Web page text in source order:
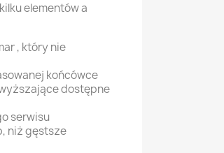
elementów a
, który nie
końcówce
dostępne
serwisu
niż gęstsze